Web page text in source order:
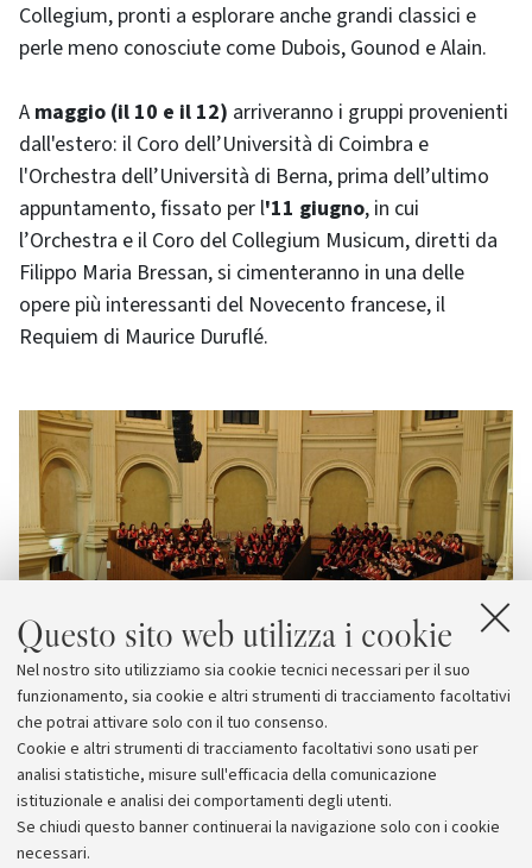
Questo sito web utilizza i cookie
Nel nostro sito utilizziamo sia cookie tecnici necessari per il suo
funzionamento, sia cookie e altri strumenti di tracciamento facoltativi
che potrai attivare solo con il tuo consenso.
Cookie e altri strumenti di tracciamento facoltativi sono usati per
analisi statistiche, misure sull'efficacia della comunicazione
istituzionale e analisi dei comportamenti degli utenti.
Se chiudi questo banner continuerai la navigazione solo con i cookie
necessari.
Collegium, pronti a esplorare anche grandi classici e
perle meno conosciute come Dubois, Gounod e Alain.
A maggio (il 10 e il 12) arriveranno i gruppi provenienti
dall'estero: il Coro dell’Università di Coimbra e
l'Orchestra dell’Università di Berna, prima dell’ultimo
appuntamento, fissato per l'11 giugno, in cui
l’Orchestra e il Coro del Collegium Musicum, diretti da
Filippo Maria Bressan, si cimenteranno in una delle
opere più interessanti del Novecento francese, il
Requiem di Maurice Duruflé.